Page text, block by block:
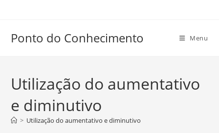
conteúdo
Ponto do Conhecimento Menu
Utilização do aumentativo
e diminutivo
> Utilização do aumentativo e diminutivo